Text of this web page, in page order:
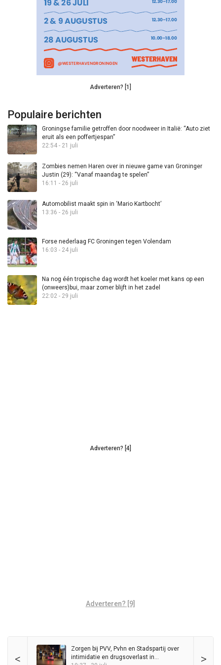
Adverteren? [1]
Populaire berichten
Groningse familie getroffen door noodweer in Italië: “Auto ziet
eruit als een poffertjespan”
22:54 - 21 juli
Zombies nemen Haren over in nieuwe game van Groninger
Justin (29): “Vanaf maandag te spelen”
16:11 - 26 juli
Automobilist maakt spin in ‘Mario Kartbocht’
13:36 - 26 juli
Forse nederlaag FC Groningen tegen Volendam
16:03 - 24 juli
Na nog één tropische dag wordt het koeler met kans op een
(onweers)bui, maar zomer blijft in het zadel
22:02 - 29 juli
Adverteren? [4]
Adverteren? [9]
< >
Zorgen bij PVV, Pvhn en Stadspartij over
intimidatie en drugsoverlast in